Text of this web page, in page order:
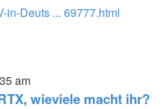
in-Deuts ... 69777.html
am
wieviele macht ihr?